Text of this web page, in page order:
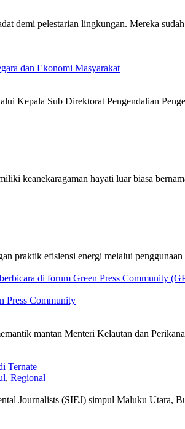
demi pelestarian lingkungan. Mereka
dan Ekonomi Masyarakat
Kepala Sub Direktorat Pengendalian
keanekaragaman hayati luar biasa
praktik efisiensi energi melalui
Press Community
mantan Menteri Kelautan dan
Ternate
, Regional
Journalists (SIEJ) simpul Maluku